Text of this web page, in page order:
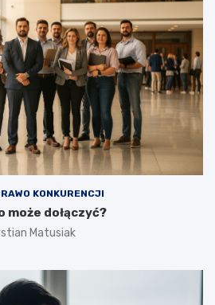
KONKURENCJI
może dołączyć?
Matusiak